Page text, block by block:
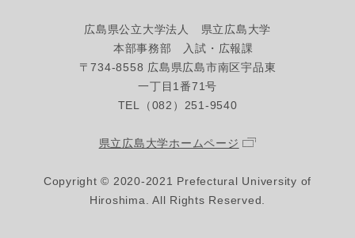
広島県公立大学法人 県立広島大学
本部事務部 入試・広報課
〒734-8558 広島県広島市南区宇品東
一丁目1番71号
TEL（082）251-9540
県立広島大学ホームページ
Copyright © 2020-2021 Prefectural University of
Hiroshima. All Rights Reserved.